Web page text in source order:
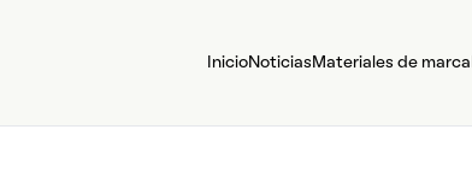
InicioNoticias Materiales de marca